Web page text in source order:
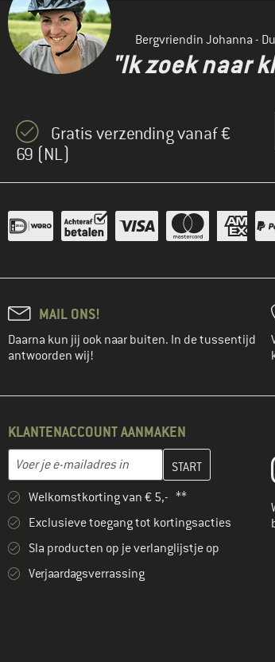
Bergvriendin Johanna -
"Ik zoek naar
Gratis verzending vanaf €
69 (NL)
MAIL ONS!
Daarna kun jij ook naar buiten. In de tussentijd
antwoorden wij!
KLANTENACCOUNT AANMAKEN
E-mailadres
Vul je e-mailadres hier in en maak in de volgende
Welkomstkorting van € 5,- **
Exclusieve toegang tot kortingsacties
Sla producten op je verlanglijstje op
Verjaardagsverrassing